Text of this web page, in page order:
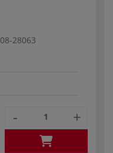
08-28063
- +